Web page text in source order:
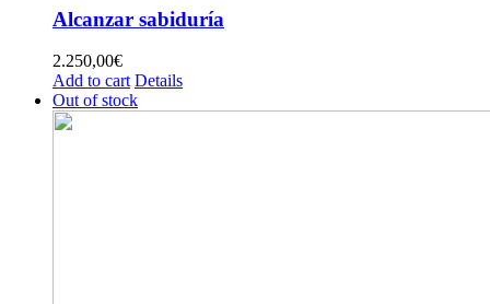
Alcanzar sabiduría
2.250,00€
Add to cart Details
Out of stock